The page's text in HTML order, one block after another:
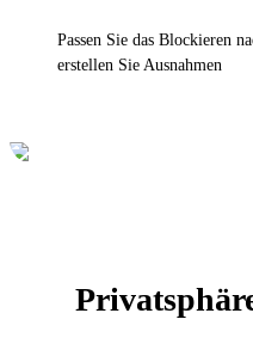
Passen Sie das Blockieren
erstellen Sie Ausnahmen